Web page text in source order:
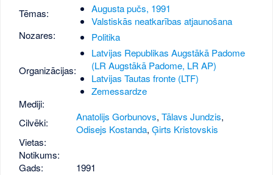
Tēmas:
Augusta pučs, 1991
Valstiskās neatkarības atjaunošana
Nozares:
Politika
Organizācijas:
Latvijas Republikas Augstākā Padome
(LR Augstākā Padome, LR AP)
Latvijas Tautas fronte (LTF)
Zemessardze
Mediji:
Cilvēki:
Anatolijs Gorbunovs,Tālavs Jundzis,
Odisejs Kostanda,Ģirts Kristovskis
Vietas:
Notikums:
Gads:
1991